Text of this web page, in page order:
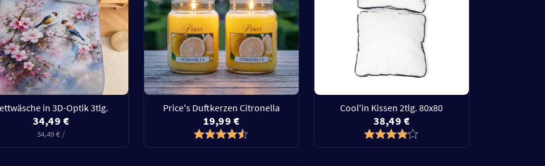
in 3D-Optik 3tlg.
34,49 €
34,49 € /
Price's Duftkerzen Citronella
19,99 €
Cool'in Kissen 2tlg. 80x80
38,49 €